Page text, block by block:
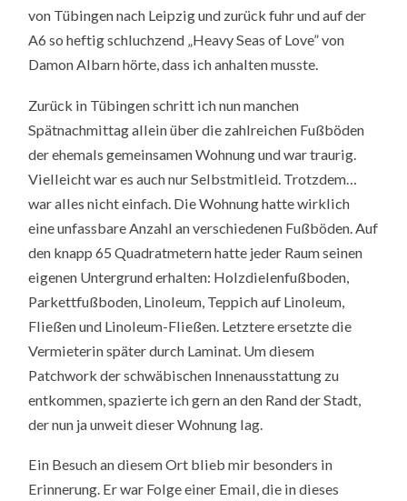
von Tübingen nach Leipzig und zurück fuhr und auf der
A6 so heftig schluchzend „Heavy Seas of Love” von
Damon Albarn hörte, dass ich anhalten musste.
Zurück in Tübingen schritt ich nun manchen
Spätnachmittag allein über die zahlreichen Fußböden
der ehemals gemeinsamen Wohnung und war traurig.
Vielleicht war es auch nur Selbstmitleid. Trotzdem…
war alles nicht einfach. Die Wohnung hatte wirklich
eine unfassbare Anzahl an verschiedenen Fußböden. Auf
den knapp 65 Quadratmetern hatte jeder Raum seinen
eigenen Untergrund erhalten: Holzdielenfußboden,
Parkettfußboden, Linoleum, Teppich auf Linoleum,
Fließen und Linoleum-Fließen. Letztere ersetzte die
Vermieterin später durch Laminat. Um diesem
Patchwork der schwäbischen Innenausstattung zu
entkommen, spazierte ich gern an den Rand der Stadt,
der nun ja unweit dieser Wohnung lag.
Ein Besuch an diesem Ort blieb mir besonders in
Erinnerung. Er war Folge einer Email, die in dieses